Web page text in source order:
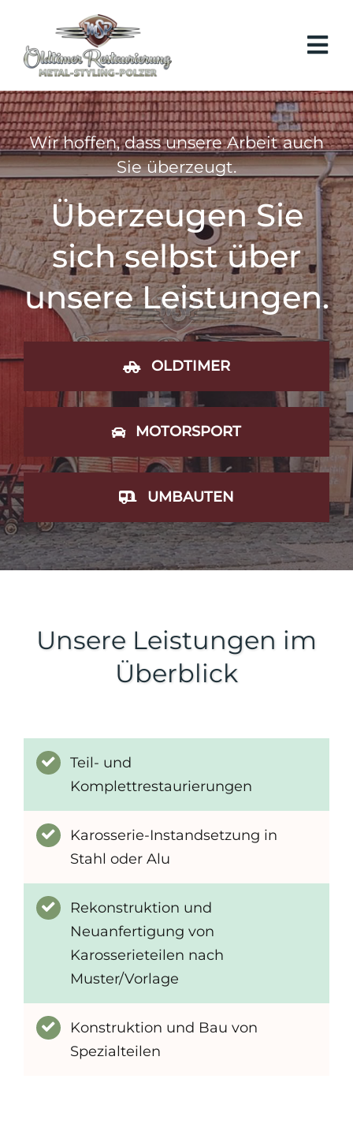
springen
START
OLDTIMER
MOTORSPORT
UMBAUTEN
TEAM
KONTAKT
Wir hoffen, dass unsere Arbeit auch
Sie überzeugt.
Überzeugen Sie
sich selbst über
unsere Leistungen.
OLDTIMER
MOTORSPORT
UMBAUTEN
Unsere Leistungen im
Überblick
Teil- und
Komplettrestaurierungen
Karosserie-Instandsetzung in
Stahl oder Alu
Rekonstruktion und
Neuanfertigung von
Karosserieteilen nach
Muster/Vorlage
Konstruktion und Bau von
Spezialteilen